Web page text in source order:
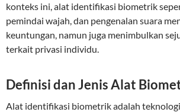
konteks ini, alat identifikasi biometrik
pemindai wajah, dan pengenalan suara
keuntungan, namun juga menimbulkan
terkait privasi individu.
Definisi dan Jenis Alat
Alat identifikasi biometrik adalah